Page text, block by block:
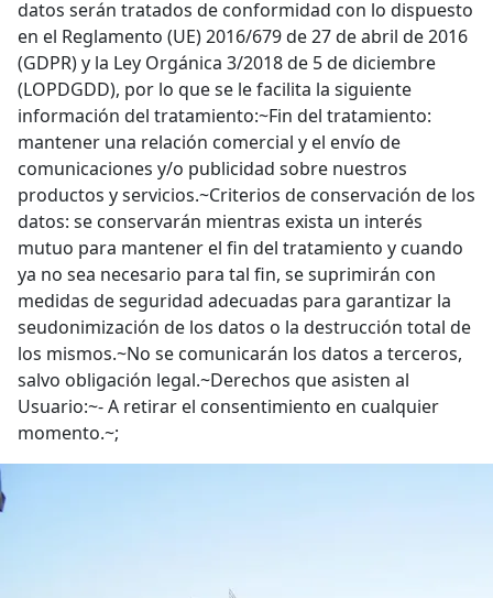
datos serán tratados de conformidad con lo dispuesto
en el Reglamento (UE) 2016/679 de 27 de abril de 2016
(GDPR) y la Ley Orgánica 3/2018 de 5 de diciembre
(LOPDGDD), por lo que se le facilita la siguiente
información del tratamiento:~Fin del tratamiento:
mantener una relación comercial y el envío de
comunicaciones y/o publicidad sobre nuestros
productos y servicios.~Criterios de conservación de los
datos: se conservarán mientras exista un interés
mutuo para mantener el fin del tratamiento y cuando
ya no sea necesario para tal fin, se suprimirán con
medidas de seguridad adecuadas para garantizar la
seudonimización de los datos o la destrucción total de
los mismos.~No se comunicarán los datos a terceros,
salvo obligación legal.~Derechos que asisten al
Usuario:~- A retirar el consentimiento en cualquier
momento.~;